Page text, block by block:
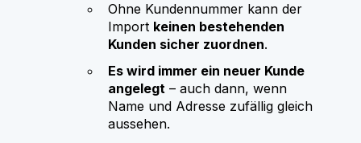
Ohne Kundennummer kann der
Import keinen bestehenden
Kunden sicher zuordnen.
Es wird immer ein neuer Kunde
angelegt – auch dann, wenn
Name und Adresse zufällig gleich
aussehen.